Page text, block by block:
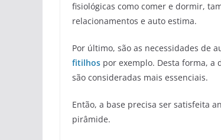
fisiológicas como comer e dormir,
relacionamentos e auto estima.
Por último, são as necessidades de
fitilhos por exemplo. Desta forma, a
são consideradas mais essenciais.
Então, a base precisa ser satisfeita
pirâmide.